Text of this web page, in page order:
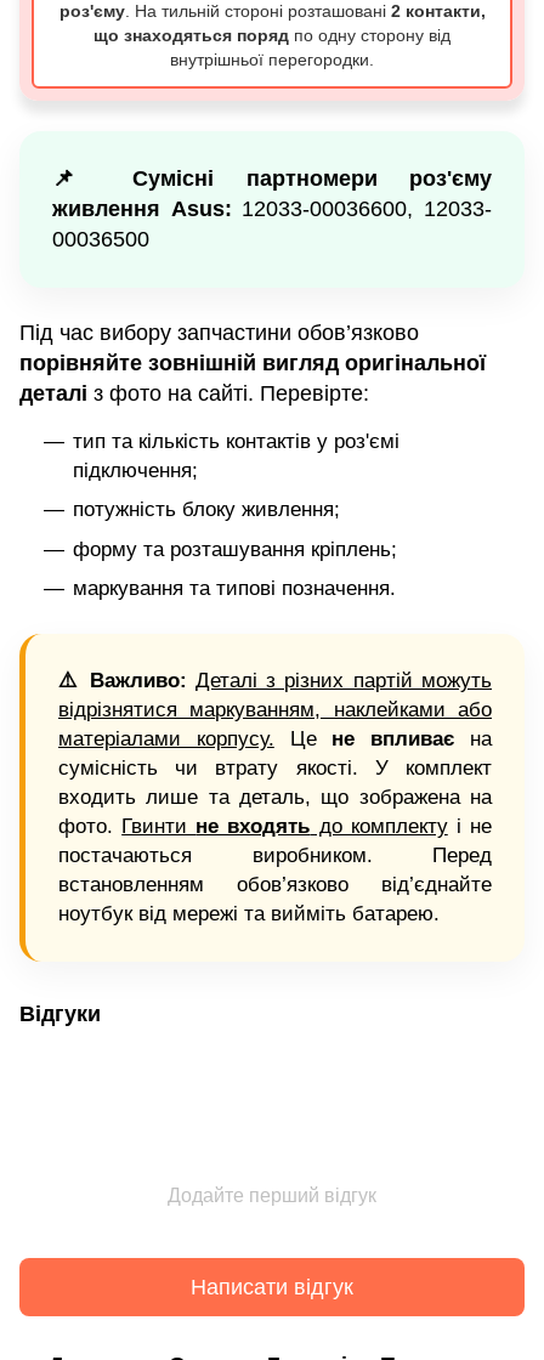
роз'єму. На тильній стороні розташовані 2 контакти,
що знаходяться поряд по одну сторону від
внутрішньої перегородки.
📌 Сумісні партномери роз'єму
живлення Asus: 12033-00036600, 12033-
00036500
Під час вибору запчастини обов’язково
порівняйте зовнішній вигляд оригінальної
деталі з фото на сайті. Перевірте:
тип та кількість контактів у роз'ємі
підключення;
потужність блоку живлення;
форму та розташування кріплень;
маркування та типові позначення.
⚠️ Важливо: Деталі з різних партій можуть
відрізнятися маркуванням, наклейками або
матеріалами корпусу. Це не впливає на
сумісність чи втрату якості. У комплект
входить лише та деталь, що зображена на
фото. Гвинти не входять до комплектуі не
постачаються виробником. Перед
встановленням обов’язково від’єднайте
ноутбук від мережі та вийміть батарею.
Відгуки
Додайте перший відгук
Написати відгук